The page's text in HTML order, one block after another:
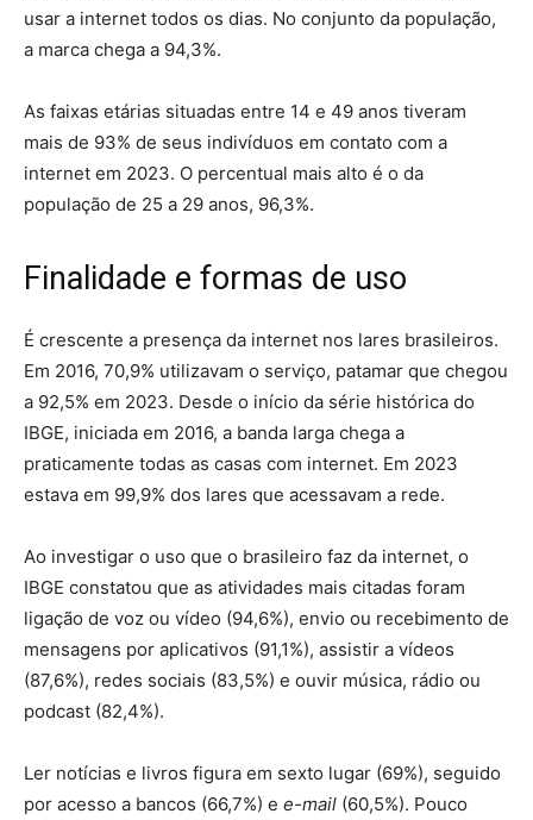
usar a internet todos os dias. No conjunto da população,
a marca chega a 94,3%.
As faixas etárias situadas entre 14 e 49 anos tiveram
mais de 93% de seus indivíduos em contato com a
internet em 2023. O percentual mais alto é o da
população de 25 a 29 anos, 96,3%.
Finalidade e formas de uso
É crescente a presença da internet nos lares brasileiros.
Em 2016, 70,9% utilizavam o serviço, patamar que chegou
a 92,5% em 2023. Desde o início da série histórica do
IBGE, iniciada em 2016, a banda larga chega a
praticamente todas as casas com internet. Em 2023
estava em 99,9% dos lares que acessavam a rede.
Ao investigar o uso que o brasileiro faz da internet, o
IBGE constatou que as atividades mais citadas foram
ligação de voz ou vídeo (94,6%), envio ou recebimento de
mensagens por aplicativos (91,1%), assistir a vídeos
(87,6%), redes sociais (83,5%) e ouvir música, rádio ou
podcast (82,4%).
Ler notícias e livros figura em sexto lugar (69%), seguido
por acesso a bancos (66,7%) e e-mail (60,5%). Pouco